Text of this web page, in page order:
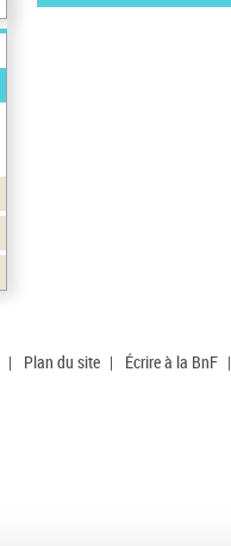
| Plan du site | Écrire à la BnF |